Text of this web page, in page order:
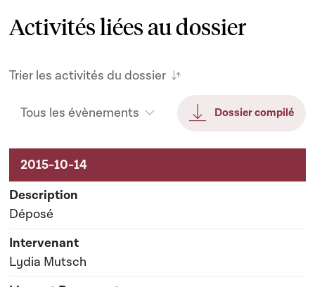
Activités liées au dossier
Trier les activités du dossier
Tous les évènements Dossier compilé
Activités liées au dossier
Déposé
Lydia Mutsch